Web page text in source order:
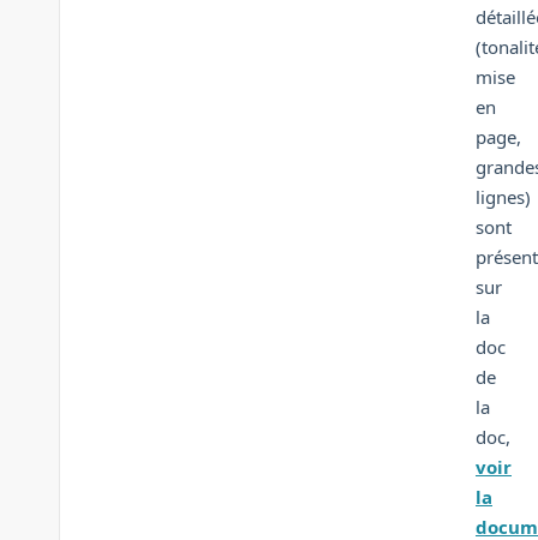
mise
en
page,
lignes)
sont
sur
la
doc
de
la
doc,
voir
la